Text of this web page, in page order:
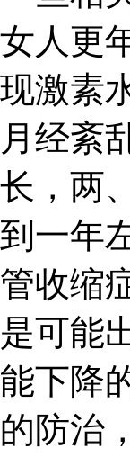
女人更
现激素
月经紊
长，两
到一年
管收缩
是可能
能下降
的防治